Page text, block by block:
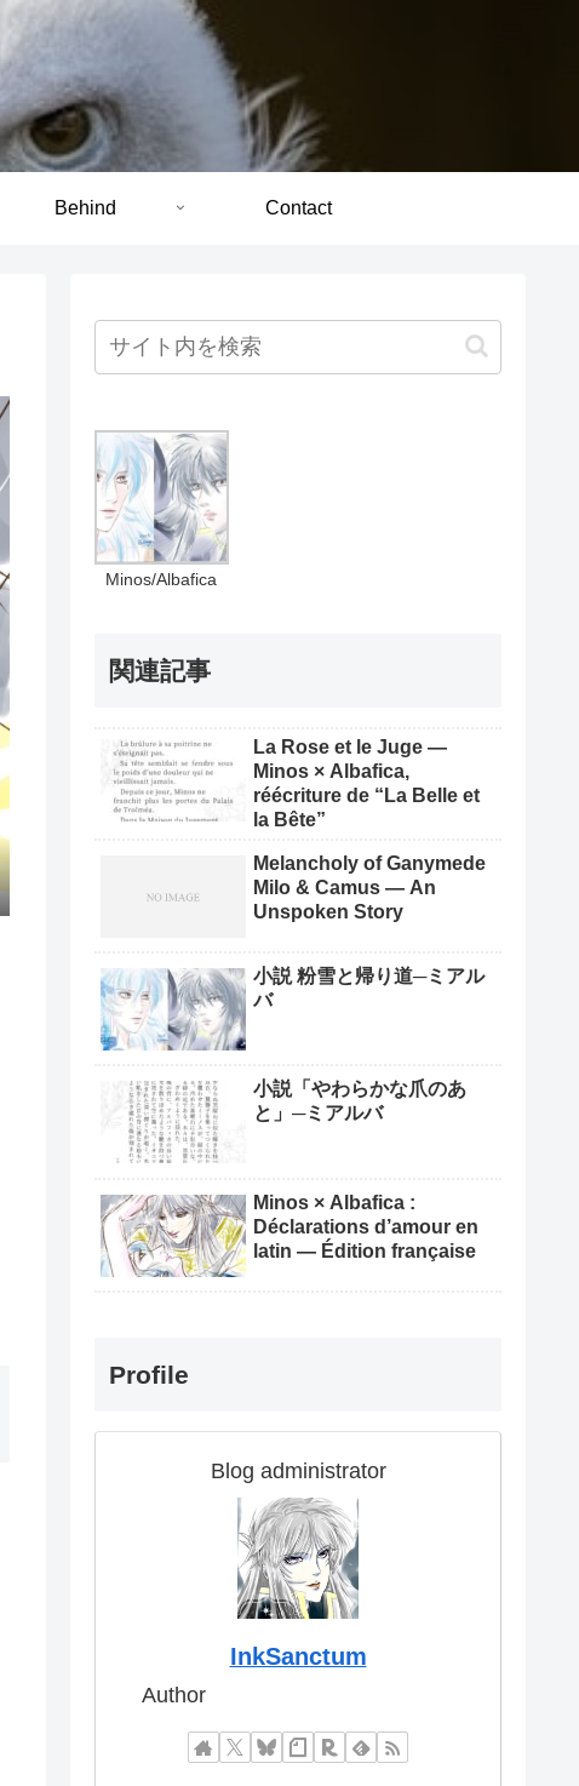
Behind Contact
Minos/Albafica
関連記事
La Rose et le Juge —
Minos × Albafica,
réécriture de “La Belle et
la Bête”
Melancholy of Ganymede
Milo & Camus — An
Unspoken Story
小説 粉雪と帰り道─ミアル
バ
小説「やわらかな爪のあ
と」─ミアルバ
Minos × Albafica :
Déclarations d’amour en
latin — Édition française
Profile
Blog administrator
InkSanctum
Author